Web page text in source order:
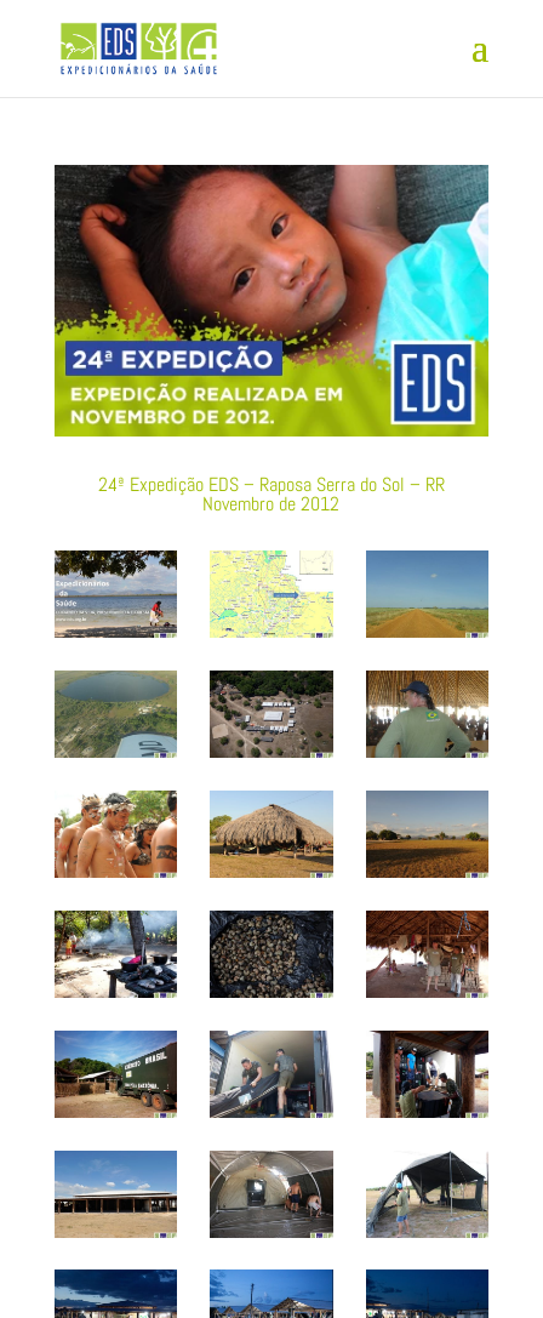
24ª Expedição EDS – Raposa Serra do Sol – RR
Novembro de 2012